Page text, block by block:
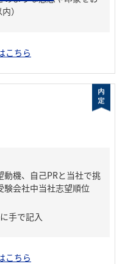
）
こちら
動機、自己PRと当社で挑
験会社中当社志望順位
手で記入
こちら